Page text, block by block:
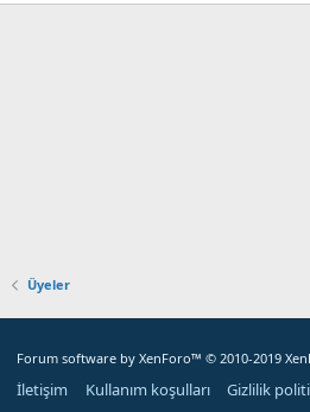
Üyeler
Forum software by XenForo™ © 2010-2019
İletişim Kullanım koşulları Gizlilik